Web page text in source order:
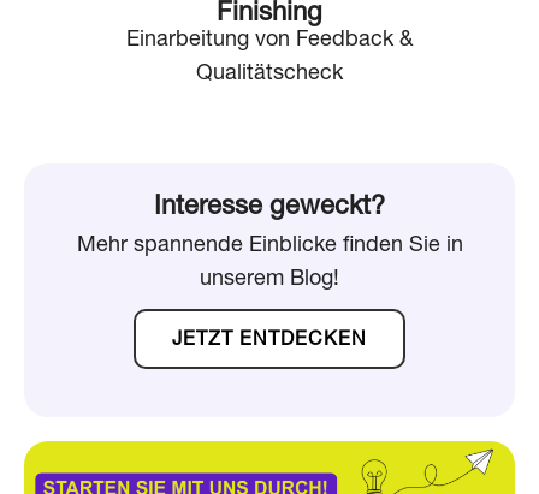
Finishing
Einarbeitung von Feedback &
Qualitätscheck
Interesse geweckt?
Mehr spannende Einblicke finden Sie in
unserem Blog!
JETZT ENTDECKEN